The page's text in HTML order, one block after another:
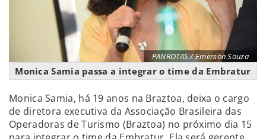
PANROTAS / Emerson Souza
Monica Samia passa a integrar o time da Embratur
Monica Samia, há 19 anos na Braztoa, deixa o cargo
de diretora executiva da Associação Brasileira das
Operadoras de Turismo (Braztoa) no próximo dia 15